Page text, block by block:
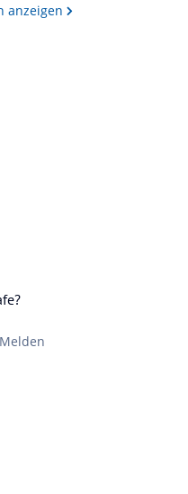
anzeigen
Melden